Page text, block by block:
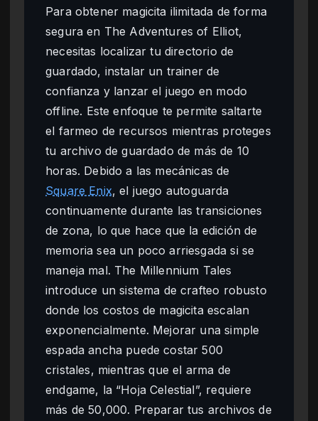
Para obtener magicita ilimitada de forma
segura en The Adventures of Elliot,
necesitas localizar tu directorio de
guardado, instalar un trainer de
confianza y lanzar el juego en modo
offline. Este enfoque te permite saltarte
el farmeo de recursos mientras proteges
tu archivo de guardado de más de 10
horas. Debido a las mecánicas de
Square Enix, el juego autoguarda
continuamente durante las transiciones
de zona, lo que hace que la edición de
memoria sea un poco arriesgada si se
maneja mal. The Millennium Tales
introduce un sistema de crafteo robusto
donde los costos de magicita escalan
exponencialmente. Mejorar una simple
espada ancha puede costar 500
cristales, mientras que el arma de
endgame, la “Hoja Celestial”, requiere
más de 50,000. Preparar tus archivos de